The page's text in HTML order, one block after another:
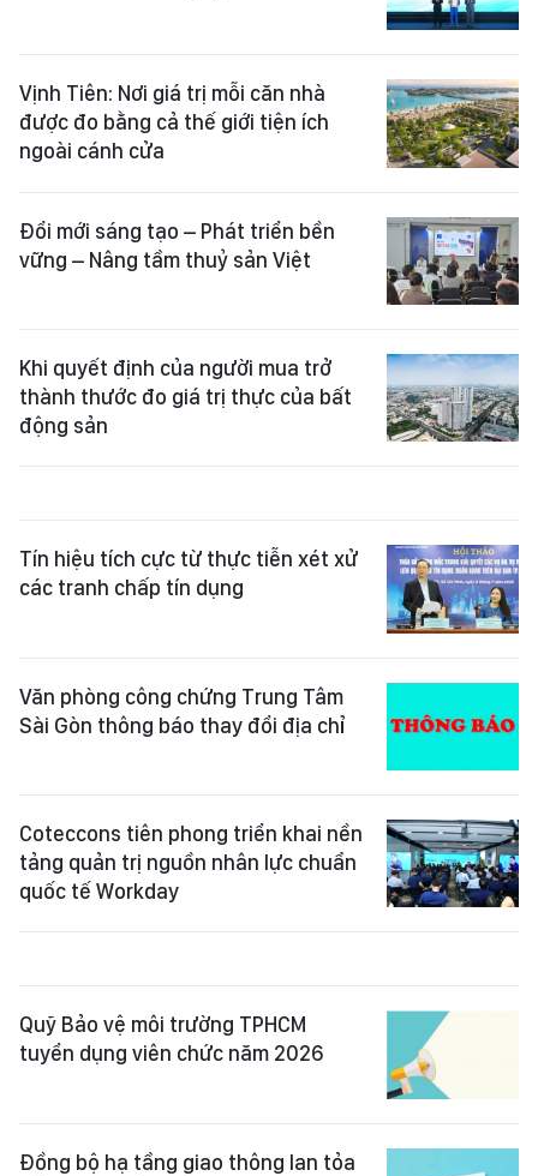
Vịnh Tiên: Nơi giá trị mỗi căn nhà
được đo bằng cả thế giới tiện ích
ngoài cánh cửa
Đổi mới sáng tạo – Phát triển bền
vững – Nâng tầm thuỷ sản Việt
Khi quyết định của người mua trở
thành thước đo giá trị thực của bất
động sản
Tín hiệu tích cực từ thực tiễn xét xử
các tranh chấp tín dụng
Văn phòng công chứng Trung Tâm
Sài Gòn thông báo thay đổi địa chỉ
Coteccons tiên phong triển khai nền
tảng quản trị nguồn nhân lực chuẩn
quốc tế Workday
Quỹ Bảo vệ môi trường TPHCM
tuyển dụng viên chức năm 2026
Đồng bộ hạ tầng giao thông lan tỏa